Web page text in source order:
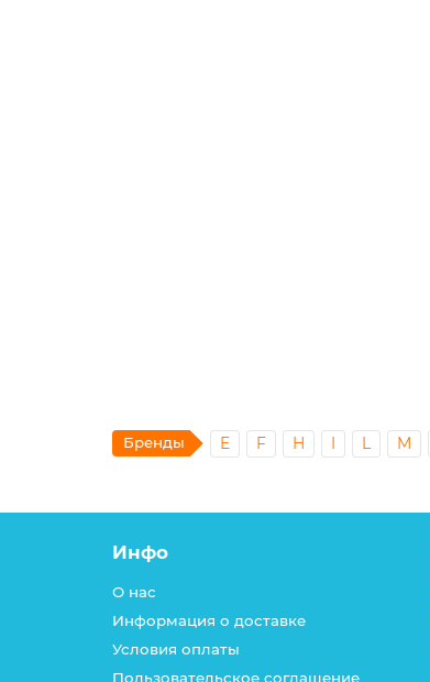
Бренды E F H I L M
Инфо
О нас
Информация о доставке
Условия оплаты
Пользовательское соглашение